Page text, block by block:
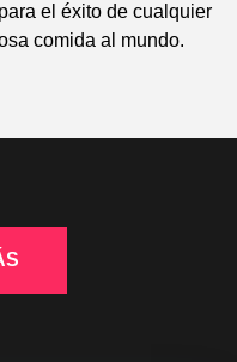
el éxito de cualquier
comida al mundo.